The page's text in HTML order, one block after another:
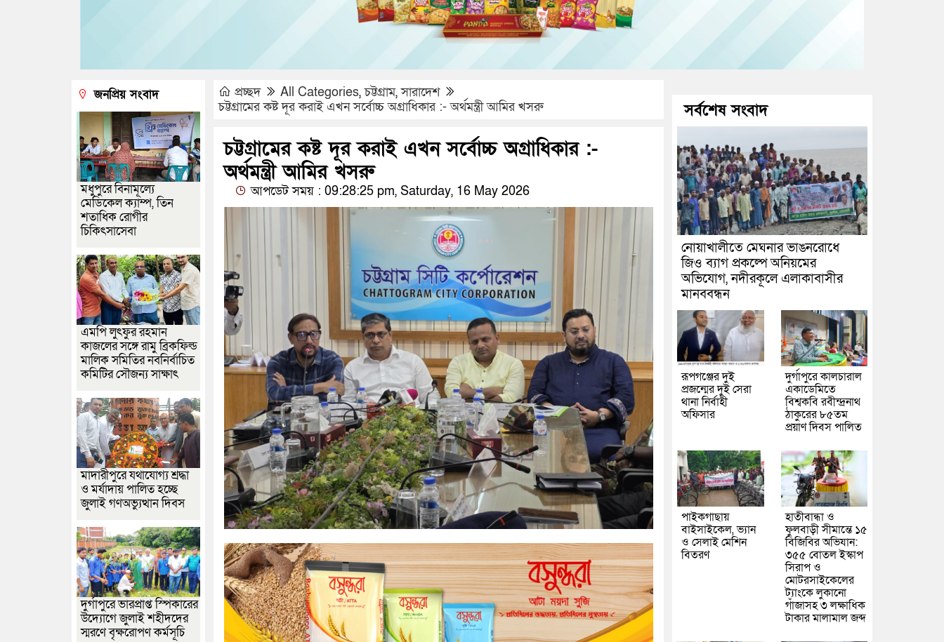
প্রচ্ছদ All Categories,চট্টগ্রাম,সারাদেশ
চট্টগ্রামের কষ্ট দূর করাই এখন সর্বোচ্চ অগ্রাধিকার :- অর্থমন্ত্রী আমির খসরু
চট্টগ্রামের কষ্ট দূর করাই এখন সর্বোচ্চ অগ্রাধিকার :-
অর্থমন্ত্রী আমির খসরু
আপডেট সময় : 09:28:25 pm, Saturday, 16 May 2026
জনপ্রিয় সংবাদ
মধুপুরে বিনামূল্যে
মেডিকেল ক্যাম্প, তিন
শতাধিক রোগীর
চিকিৎসাসেবা
এমপি লুৎফুর রহমান
কাজলের সঙ্গে রামু ব্রিকফিল্ড
মালিক সমিতির নবনির্বাচিত
কমিটির সৌজন্য সাক্ষাৎ
মাদারীপুরে যথাযোগ্য শ্রদ্ধা
ও মর্যাদায় পালিত হচ্ছে
জুলাই গণঅভ্যুত্থান দিবস
দুর্গাপুরে ভারপ্রাপ্ত স্পিকারের
উদ্যোগে জুলাই শহীদদের
স্মরণে বৃক্ষরোপণ কর্মসূচি
সর্বশেষ সংবাদ
নোয়াখালীতে মেঘনার ভাঙনরোধে
জিও ব্যাগ প্রকল্পে অনিয়মের
অভিযোগ, নদীরকূলে এলাকাবাসীর
মানববন্ধন
রূপগঞ্জের দুই
প্রজন্মের দুই সেরা
থানা নির্বাহী
অফিসার
দুর্গাপুরে কালচারাল
একাডেমিতে
বিশ্বকবি রবীন্দ্রনাথ
ঠাকুরের ৮৫তম
প্রয়াণ দিবস পালিত
পাইকগাছায়
বাইসাইকেল, ভ্যান
ও সেলাই মেশিন
বিতরণ
হাতীবান্ধা ও
ফুলবাড়ী সীমান্তে ১৫
বিজিবির অভিযান:
৩৫৫ বোতল ইস্কাপ
সিরাপ ও
মোটরসাইকেলের
ট্যাংকে লুকানো
গাঁজাসহ ৩ লক্ষাধিক
টাকার মালামাল জব্দ